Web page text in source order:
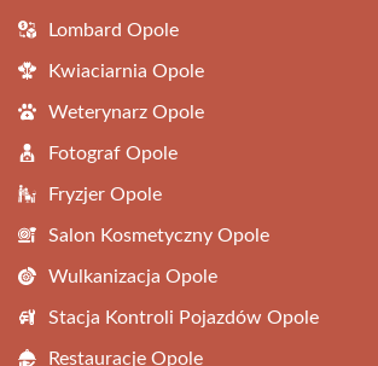
Lombard Opole
Kwiaciarnia Opole
Weterynarz Opole
Fotograf Opole
Fryzjer Opole
Salon Kosmetyczny Opole
Wulkanizacja Opole
Stacja Kontroli Pojazdów Opole
Restauracje Opole